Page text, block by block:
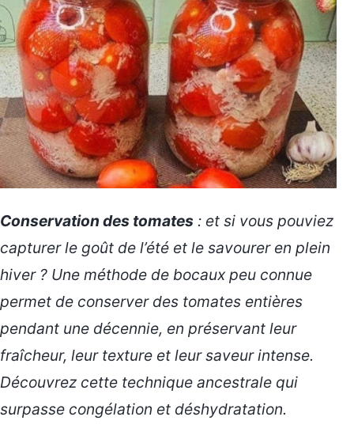
Conservation des tomates : et si vous pouviez
capturer le goût de l’été et le savourer en plein
hiver ? Une méthode de bocaux peu connue
permet de conserver des tomates entières
pendant une décennie, en préservant leur
fraîcheur, leur texture et leur saveur intense.
Découvrez cette technique ancestrale qui
surpasse congélation et déshydratation.